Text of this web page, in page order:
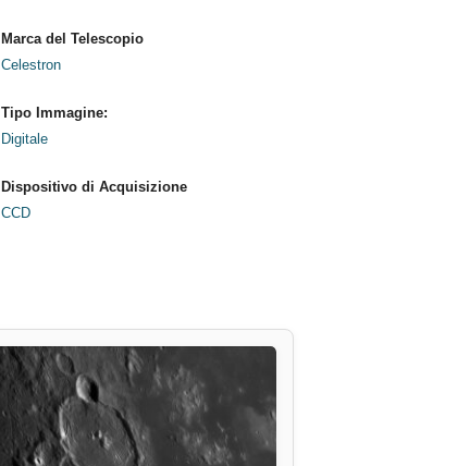
Marca del Telescopio
Celestron
Tipo Immagine:
Digitale
Dispositivo di Acquisizione
CCD